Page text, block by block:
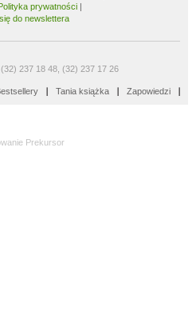
prywatności |
do newslettera
237 18 48, (32) 237 17 26
Tania książka Zapowiedzi
Prekursor